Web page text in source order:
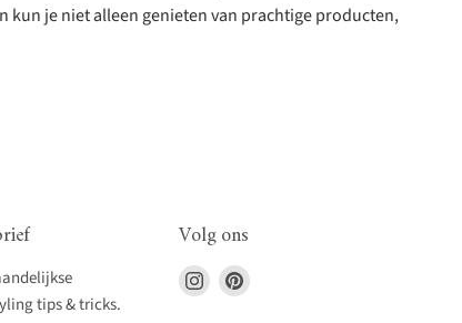
kun je niet alleen genieten van prachtige producten,
tips & tricks.
Volg ons
Vind
ons
Vind